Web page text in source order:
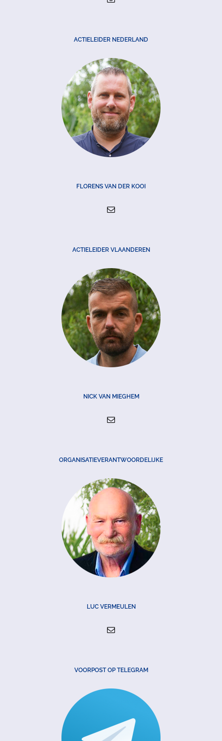
ACTIELEIDER NEDERLAND
FLORENS VAN DER KOOI
ACTIELEIDER VLAANDEREN
NICK VAN MIEGHEM
ORGANISATIEVERANTWOORDELIJKE
LUC VERMEULEN
VOORPOST OP TELEGRAM